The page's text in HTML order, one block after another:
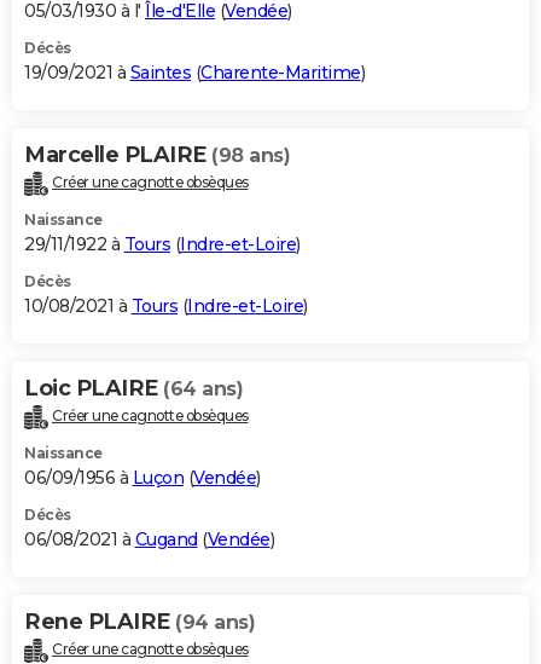
05/03/1930 à l' Île-d'Elle (Vendée)
Décès
19/09/2021 à Saintes (Charente-Maritime)
Marcelle PLAIRE (98 ans)
Créer une cagnotte obsèques
Naissance
29/11/1922 à Tours (Indre-et-Loire)
Décès
10/08/2021 à Tours (Indre-et-Loire)
Loic PLAIRE (64 ans)
Créer une cagnotte obsèques
Naissance
06/09/1956 à Luçon (Vendée)
Décès
06/08/2021 à Cugand (Vendée)
Rene PLAIRE (94 ans)
Créer une cagnotte obsèques